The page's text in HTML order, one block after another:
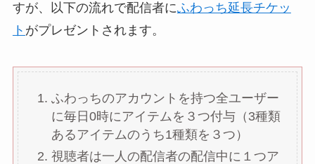
すが、以下の流れで配信者にふわっち延長チケッ
ト がプレゼントされます。
ふわっちのアカウントを持つ全ユーザー
に毎日0時にアイテムを３つ付与（3種類
あるアイテムのうち1種類を３つ）
視聴者は一人の配信者の配信中に１つア